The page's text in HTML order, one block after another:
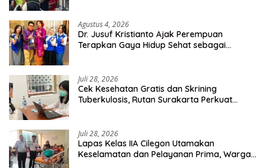
Agustus 4, 2026
Dr. Jusuf Kristianto Ajak Perempuan
Terapkan Gaya Hidup Sehat sebagai
Juli 28, 2026
Cek Kesehatan Gratis dan Skrining
Tuberkulosis, Rutan Surakarta Perkuat
Juli 28, 2026
Lapas Kelas IIA Cilegon Utamakan
Keselamatan dan Pelayanan Prima, Warga